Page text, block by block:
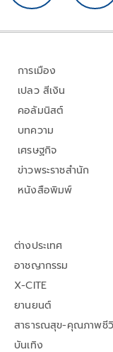
การเมือง
เปลว สีเงิน
คอลัมนิสต์
บทความ
เศรษฐกิจ
ข่าวพระราชสำนัก
หนังสือพิมพ์
ต่างประเทศ
อาชญากรรม
X-CITE
ยานยนต์
สาธารณสุข-คุณภาพชี
บันเทิง